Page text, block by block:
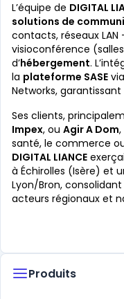
L’équipe de DIGITAL
solutions de
contacts, réseaux LAN
visioconférence
d’hébergement.
la plateforme SASE
Networks,
Ses clients,
Impex, ou Agir A Dom
santé, le commerce
DIGITAL LIANCE
à Échirolles (Isère) et
Lyon/Bron,
acteurs régionaux et
Produits